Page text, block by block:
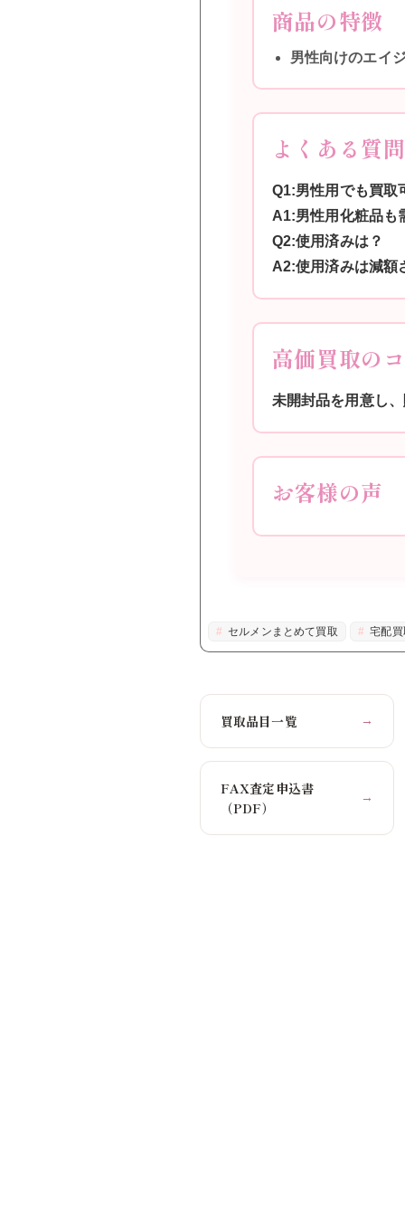
商品の特徴
男性向けのエイ
よくある質
Q1:男性用でも買取
A1:男性用化粧品も
Q2:使用済みは？
A2:使用済みは減額
高価買取の
未開封品を用意し
お客様の声
セルメンまとめて買取 宅配買
買取品目一覧 →
FAX査定申込書
（PDF）
→